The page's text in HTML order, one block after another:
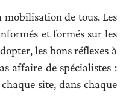
mobilisation de tous. Les
et formés sur les
les bons réflexes à
affaire de spécialistes :
site, dans chaque